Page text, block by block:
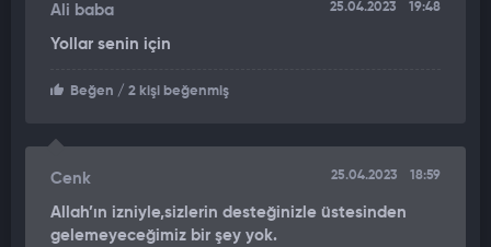
Ali baba 25.04.2023 19:48
Yollar senin için
Beğen / 2 kişi beğenmiş
Cenk 25.04.2023 18:59
Allah’ın izniyle,sizlerin desteğinizle üstesinden
gelemeyeceğimiz bir şey yok.